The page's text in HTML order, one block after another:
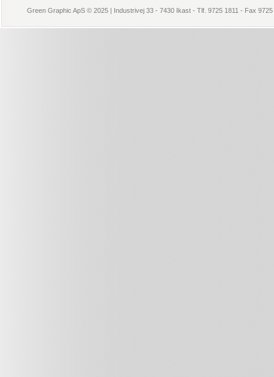
Green Graphic ApS © 2025 | Industrivej 33 - 7430 Ikast - Tlf. 9725 1811 - Fax